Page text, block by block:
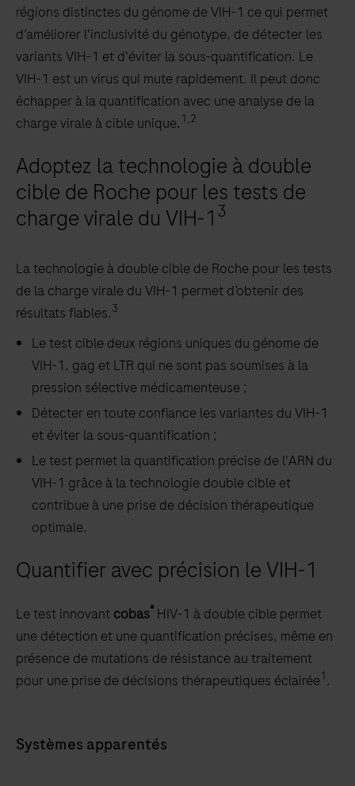
régions distinctes du génome de VIH-1 ce qui permet
d’améliorer l'inclusivité du génotype, de détecter les
variants VIH-1 et d'éviter la sous-quantification. Le
VIH-1 est un virus qui mute rapidement. Il peut donc
échapper à la quantification avec une analyse de la
charge virale à cible unique. 1,2
Adoptez la technologie à double
cible de Roche pour les tests de
charge virale du VIH-1 3
La technologie à double cible de Roche pour les tests
de la charge virale du VIH-1 permet d’obtenir des
résultats fiables.3
Le test cible deux régions uniques du génome de
VIH-1, gag et LTR qui ne sont pas soumises à la
pression sélective médicamenteuse ;
Détecter en toute confiance les variantes du VIH-1
et éviter la sous-quantification ;
Le test permet la quantification précise de l'ARN du
VIH-1 grâce à la technologie double cible et
contribue à une prise de décision thérapeutique
optimale.
Quantifier avec précision le VIH-1
Le test innovant cobas® HIV-1 à double cible permet
une détection et une quantification précises, même en
présence de mutations de résistance au traitement
pour une prise de décisions thérapeutiques éclairée1.
Systèmes apparentés